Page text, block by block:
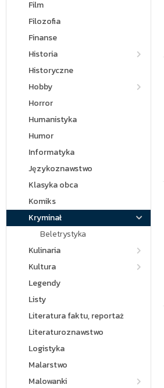
Film
Filozofia
Finanse
Historia
Historyczne
Hobby
Horror
Humanistyka
Humor
Informatyka
Językoznawstwo
Klasyka obca
Komiks
Kryminał
Beletrystyka
Kulinaria
Kultura
Legendy
Listy
Literatura faktu, reportaż
Literaturoznawstwo
Logistyka
Malarstwo
Malowanki